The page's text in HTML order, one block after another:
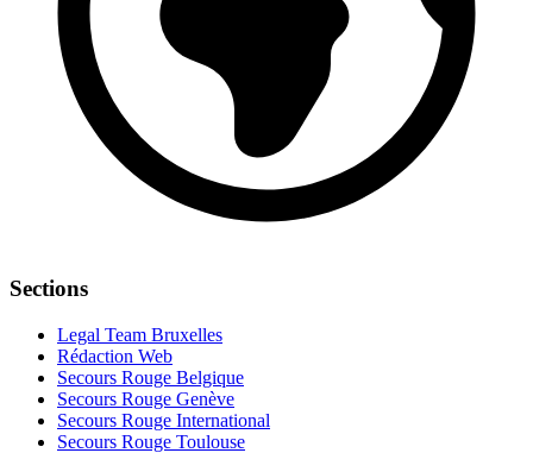
Sections
Legal Team Bruxelles
Rédaction Web
Secours Rouge Belgique
Secours Rouge Genève
Secours Rouge International
Secours Rouge Toulouse